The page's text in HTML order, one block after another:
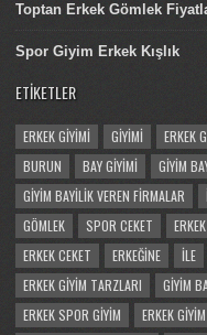
Toptan Erkek Gömlek
Spor Giyim Erkek Kışlık
ETIKETLER
ERKEK GIYIMI GIYIMI ERKEK
BURUN
BAY GIYIMI GIYIM
GIYIM BAYILIK VEREN FIRMALAR
GÖMLEK
SPOR CEKET
ERKEK CEKET
ERKEĞINE ILE
ERKEK GIYIM TARZLARI
GIYIM
ERKEK SPOR GIYIM
ERKEK